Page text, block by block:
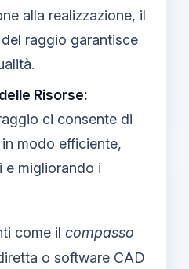
alla realizzazione, il
raggio garantisce
Risorse:
ci consente di
modo efficiente,
e migliorando i
come il compasso
o software CAD